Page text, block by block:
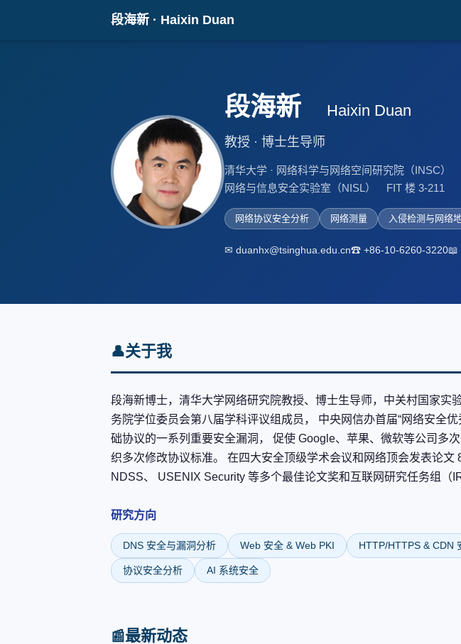
段海新 · Haixin Duan
段海新 Haixin Duan
教授 · 博士生导师
清华大学 · 网络科学与网络空间研究院（INSC）
网络与信息安全实验室（NISL） FIT 楼 3-211
网络协议安全分析 网络测量 入侵检测与网络
✉ duanhx@tsinghua.edu.cn☎ +86-10-6260-3220📖
👤关于我
段海新博士，清华大学网络研究院教授、博士生导师，中关村国家实
务院学位委员会第八届学科评议组成员， 中央网信办首届“网络安全
础协议的一系列重要安全漏洞， 促使 Google、苹果、微软等公司多
织多次修改协议标准。 在四大安全顶级学术会议和网络顶会发表论文
NDSS、 USENIX Security 等多个最佳论文奖和互联网研究任务组（
研究方向
DNS 安全与漏洞分析 Web 安全 & Web PKI HTTP/HTTPS & CDN
协议安全分析 AI 系统安全
📰最新动态